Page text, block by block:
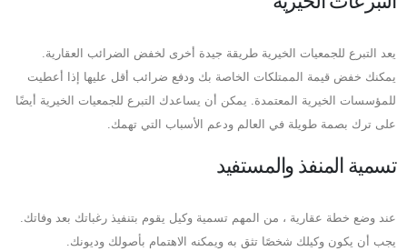
يعد التبرع للجمعيات الخيرية طريقة جيدة أخرى لخفض الضرائب العقارية.
يمكنك خفض قيمة الممتلكات الخاصة بك ودفع ضرائب أقل عليها إذا أعطيت
للمؤسسات الخيرية المعتمدة. يمكن أن يساعدك التبرع للجمعيات الخيرية أيضًا
على ترك بصمة طويلة في العالم ودعم الأسباب التي تهمك.
تسمية المنفذ والمستفيد
عند وضع خطة عقارية ، من المهم تسمية وكيل يقوم بتنفيذ رغباتك بعد وفاتك.
يجب أن يكون وكيلك شخصًا تثق به ويمكنه الاهتمام بأصولك وديونك.